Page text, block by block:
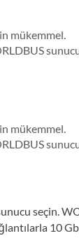
mükemmel.
mükemmel.
seçin.
10